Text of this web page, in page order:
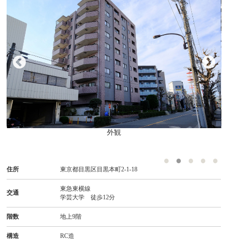
外観
住所 東京都目黒区目黒本町2-1-18
交通
東急東横線
学芸大学 徒歩12分
階数 地上9階
構造 RC造